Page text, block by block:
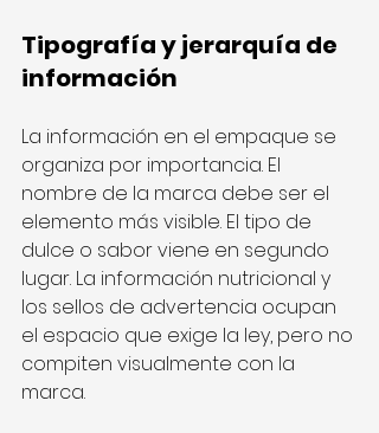
Tipografía y jerarquía de
información
La información en el empaque se
organiza por importancia. El
nombre de la marca debe ser el
elemento más visible. El tipo de
dulce o sabor viene en segundo
lugar. La información nutricional y
los sellos de advertencia ocupan
el espacio que exige la ley, pero no
compiten visualmente con la
marca.